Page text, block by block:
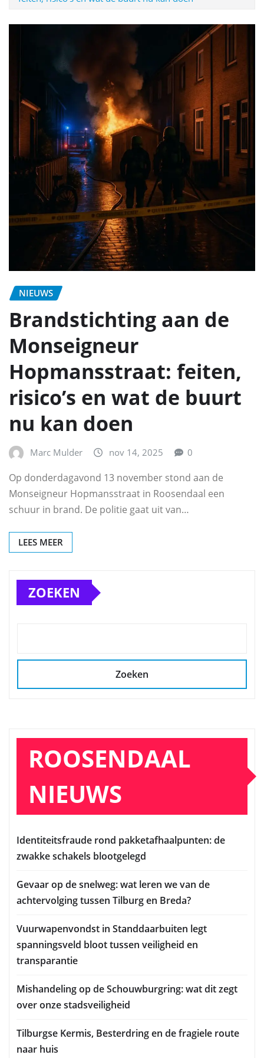
NIEUWS
Brandstichting aan de
Monseigneur
Hopmansstraat: feiten,
risico’s en wat de buurt
nu kan doen
Marc Mulder nov 14, 2025 0
Op donderdagavond 13 november stond aan de
Monseigneur Hopmansstraat in Roosendaal een
schuur in brand. De politie gaat uit van…
LEES MEER
ZOEKEN
Zoeken
ROOSENDAAL
NIEUWS
Identiteitsfraude rond pakketafhaalpunten: de
zwakke schakels blootgelegd
Gevaar op de snelweg: wat leren we van de
achtervolging tussen Tilburg en Breda?
Vuurwapenvondst in Standdaarbuiten legt
spanningsveld bloot tussen veiligheid en
transparantie
Mishandeling op de Schouwburgring: wat dit zegt
over onze stadsveiligheid
Tilburgse Kermis, Besterdring en de fragiele route
naar huis